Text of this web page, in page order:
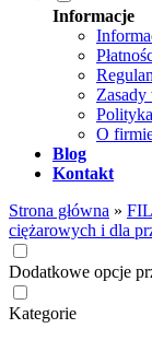
Informacje
Zasady
O
Blog
Kontakt
Strona główna »
ciężarowych i dla
Dodatkowe opcje
Kategorie